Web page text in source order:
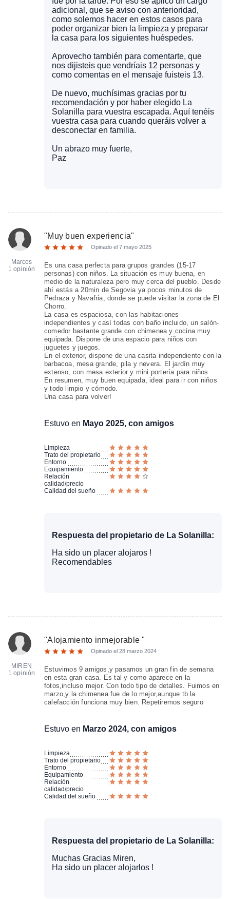
adicional, que se aviso con anterioridad,
como solemos hacer en estos casos para
poder organizar bien la limpieza y preparar
la casa para los siguientes huéspedes.
Aprovecho también para comentarte, que
nos dijisteis que vendríais 12 personas y
como comentas en el mensaje fuisteis 13.
De nuevo, muchísimas gracias por tu
recomendación y por haber elegido La
Solanilla para vuestra escapada. Aquí tenéis
vuestra casa para cuando queráis volver a
desconectar en familia.
Un abrazo muy fuerte,
Paz
Marcos
1 opinión
"Muy buen experiencia"
Opinado el 7 mayo 2025
Es una casa perfecta para grupos grandes (15-17
personas) con niños. La situación es muy buena, en
medio de la naturaleza pero muy cerca del pueblo. Desde
ahí estás a 20min de Segovia ya pocos minutos de
Pedraza y Navafria, donde se puede visitar la zona de El
Chorro.
La casa es espaciosa, con las habitaciones
independientes y casí todas con baño incluido, un salón-
comedor bastante grande con chimenea y cocina muy
equipada. Dispone de una espacio para niños con
juguetes y juegos.
En el exterior, dispone de una casita independiente con la
barbacoa, mesa grande, pila y nevera. El jardín muy
extenso, con mesa exterior y mini portería para niños.
En resumen, muy buen equipada, ideal para ir con niños
y todo limpio y cómodo.
Una casa para volver!
Estuvo en Mayo 2025, con amigos
Limpieza
Trato del propietario
Entorno
Equipamiento
Relación
calidad/precio
Calidad del sueño
Respuesta del propietario de La Solanilla:
Ha sido un placer alojaros !
Recomendables
MIREN
1 opinión
"Alojamiento inmejorable"
Opinado el 28 marzo 2024
Estuvimos 9 amigos,y pasamos un gran fin de semana
en esta gran casa. Es tal y como aparece en la
fotos,incluso mejor. Con todo tipo de detalles. Fuimos en
marzo,y la chimenea fue de lo mejor,aunque tb la
calefacción funciona muy bien. Repetiremos seguro
Estuvo en Marzo 2024, con amigos
Limpieza
Trato del propietario
Entorno
Equipamiento
Relación
calidad/precio
Calidad del sueño
Respuesta del propietario de La Solanilla:
Muchas Gracias Miren,
Ha sido un placer alojarlos !